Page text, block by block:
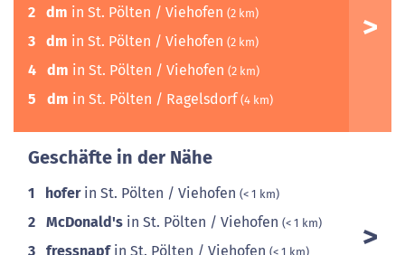
2 dm in St. Pölten / Viehofen (2 km)
3 dm in St. Pölten / Viehofen (2 km)
4 dm in St. Pölten / Viehofen (2 km)
5 dm in St. Pölten / Ragelsdorf (4 km)
Geschäfte in der Nähe
1 hoferin St. Pölten / Viehofen (< 1 km)
2 McDonald's in St. Pölten / Viehofen (< 1 km)
3 fressnapfin St. Pölten / Viehofen (< 1 km)